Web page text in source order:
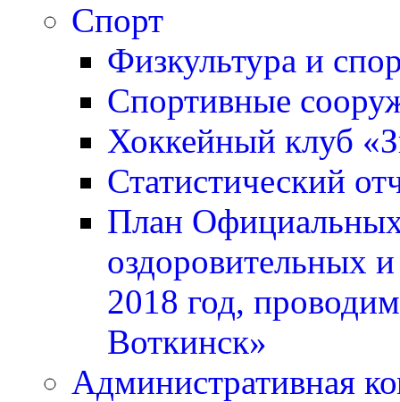
Спорт
Физкультура и
Спортивные
Хоккейный клуб
Статистический
План
оздоровительных
2018 год,
Воткинск»
Административная